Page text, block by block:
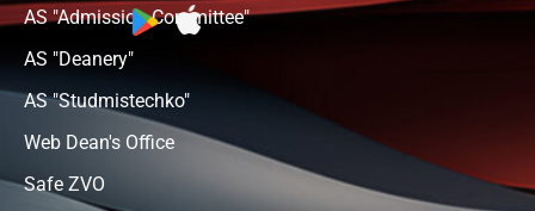
AS "Admission Committee"
AS "Deanery"
AS "Studmistechko"
Web Dean's Office
Safe ZVO